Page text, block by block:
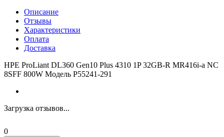
Описание
Отзывы
Характеристики
Оплата
Доставка
HPE ProLiant DL360 Gen10 Plus 4310 1P 32GB-R MR416i-a NC
8SFF 800W Модель P55241-291
Загрузка отзывов...
0